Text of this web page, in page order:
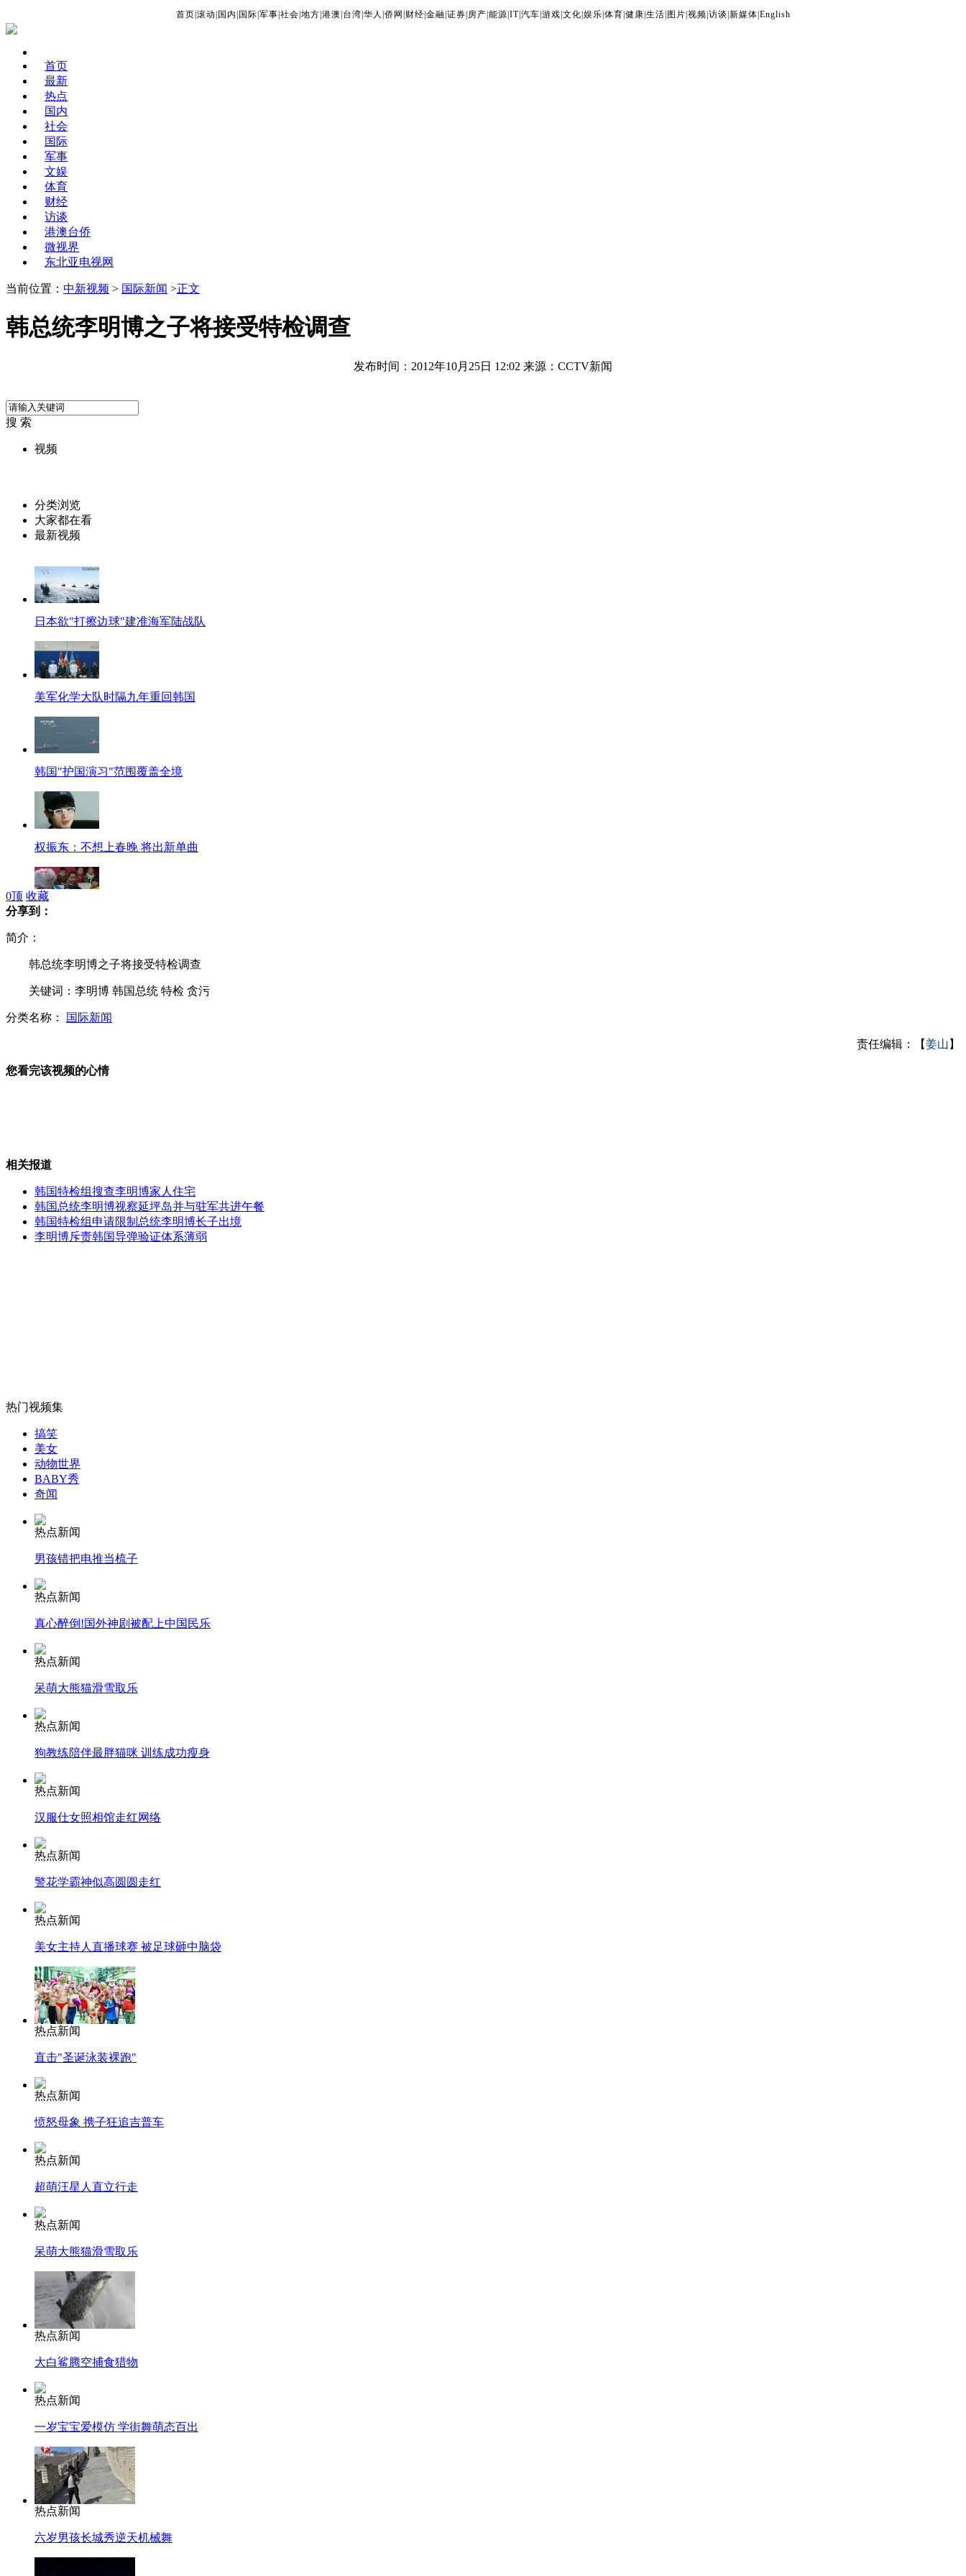
首页 滚动 国内 国际 军事 社会 地方 港澳 台湾 华人 侨网 财经 金融 证券 房产 能源 IT| 汽车 游戏 文化 娱乐 体育 健康 生活 图片 视频 访谈 新媒体 English
首页
最新
热点
国内
社会
国际
军事
文娱
体育
财经
访谈
港澳台侨
微视界
东北亚电视网
当前位置： 中新视频 > 国际新闻 >正文
韩总统李明博之子将接受特检调查
发布时间：2012年10月25日 12:02 来源：CCTV新闻
搜 索
视频
分类浏览
大家都在看
最新视频
日本欲"打擦边球"建准海军陆战队
美军化学大队时隔九年重回韩国
韩国"护国演习"范围覆盖全境
权振东：不想上春晚 将出新单曲
实拍：老成都名片 成都饭店爆破
副乡长电话被打爆 全是问荨麻疹偏方
山西运城恶犬咬伤多人 警民合力深夜将其击毙
外交部：有关国家言论片面不公正
走！跟着总书记去植树
纽约上演“枕头大战”
0顶 收藏
分享到：
简介：
韩总统李明博之子将接受特检调查
关键词：李明博 韩国总统 特检 贪污
分类名称： 国际新闻
责任编辑：【姜山 】
您看完该视频的心情
相关报道
韩国特检组搜查李明博家人住宅
韩国总统李明博视察延坪岛并与驻军共进午餐
韩国特检组申请限制总统李明博长子出境
李明博斥责韩国导弹验证体系薄弱
热门视频集
搞笑
美女
动物世界
BABY秀
奇闻
热点新闻
男孩错把电推当梳子
热点新闻
真心醉倒!国外神剧被配上中国民乐
热点新闻
呆萌大熊猫滑雪取乐
热点新闻
狗教练陪伴最胖猫咪 训练成功瘦身
热点新闻
汉服仕女照相馆走红网络
热点新闻
警花学霸神似高圆圆走红
热点新闻
美女主持人直播球赛 被足球砸中脑袋
热点新闻
直击"圣诞泳装裸跑"
热点新闻
愤怒母象 携子狂追吉普车
热点新闻
超萌汪星人直立行走
热点新闻
呆萌大熊猫滑雪取乐
热点新闻
大白鲨腾空捕食猎物
热点新闻
一岁宝宝爱模仿 学街舞萌态百出
热点新闻
六岁男孩长城秀逆天机械舞